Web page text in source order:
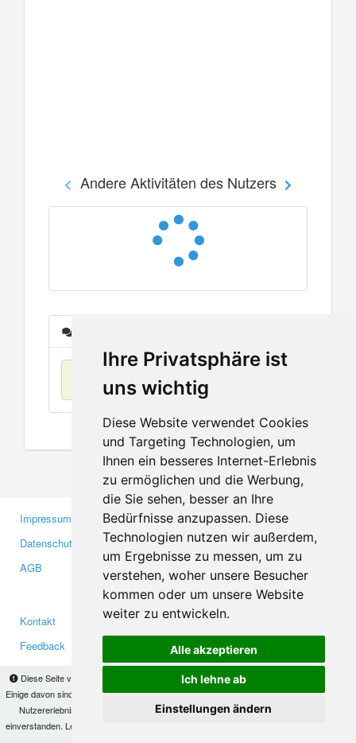
Ihre Privatsphäre ist
uns wichtig
Diese Website verwendet Cookies
und Targeting Technologien, um
Ihnen ein besseres Internet-Erlebnis
zu ermöglichen und die Werbung,
die Sie sehen, besser an Ihre
Bedürfnisse anzupassen. Diese
Technologien nutzen wir außerdem,
um Ergebnisse zu messen, um zu
verstehen, woher unsere Besucher
kommen oder um unsere Website
weiter zu entwickeln.
Alle akzeptieren
Ich lehne ab
Einstellungen ändern
Diese Seite verwendet Cookies, um Informationen auf Ihrem Computer zu speichern.
Einige davon sind notwendig, damit unsere Seite funktioniert, andere helfen uns dabei, das
Nutzererlebnis zu verbessern. Mit der Nutzung dieser Seite erklären Sie sich damit
einverstanden. Lesen Sie unsere
Andere Aktivitäten des Nutzers
Keine Einträge
Impressum
Datenschutzerklärung
AGB
Gewerbetreibende
Investoren
Medien
Kontakt
Feedback
Facebook
Twitter
YouTube
Google+